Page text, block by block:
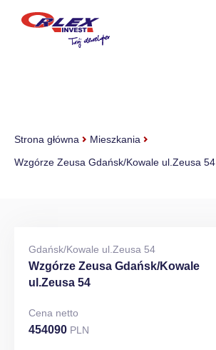
Strona główna
Mieszkania
Wzgórze Zeusa Gdańsk/Kowale ul.Zeusa 54
Gdańsk/Kowale ul.Zeusa 54
Wzgórze Zeusa Gdańsk/Kowale
ul.Zeusa 54
Cena netto
454090 PLN